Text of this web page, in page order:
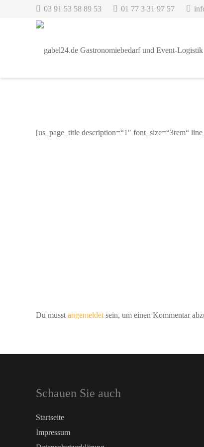
03 91 53 58 89 53 01 77 3 31 97 57
[us_page_title description=“1″ font_size=“3rem“
Du musst angemeldet sein, um einen Kommentar
Schauen Sie auch
Startseite
Impressum